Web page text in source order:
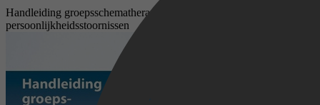
Handleiding groepsschematherapie voor cluster C-
persoonlijkheidsstoornissen